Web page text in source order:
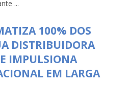
...
100% DOS
DISTRIBUIDORA
IMPULSIONA
EM LARGA